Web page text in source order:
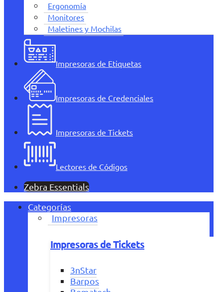
Ergonomía
Monitores
Maletines y Mochilas
Impresoras de Etiquetas
Impresoras de Credenciales
Impresoras de Tickets
Lectores de Códigos
Zebra Essentials
Categorías
Impresoras
Impresoras de Tickets
3nStar
Barpos